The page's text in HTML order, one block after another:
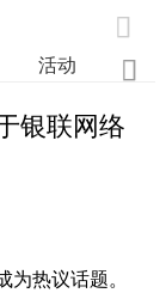

活动 业

银联网络
热议话题。